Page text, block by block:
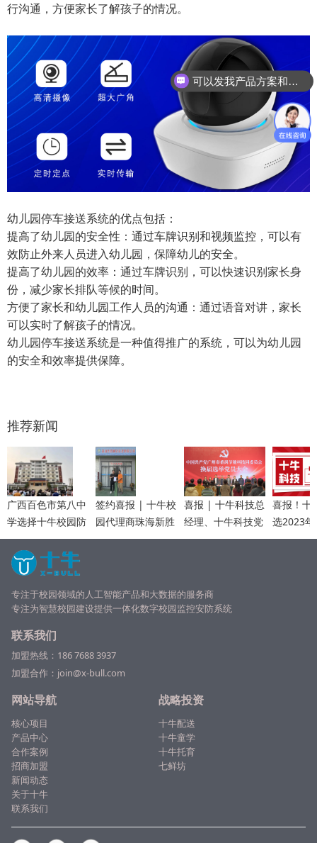
行沟通，方便家长了解孩子的情况。
幼儿园停车接送系统的优点包括：
提高了幼儿园的安全性：通过车牌识别和视频监控，可以有
效防止外来人员进入幼儿园，保障幼儿的安全。
提高了幼儿园的效率：通过车牌识别，可以快速识别家长身
份，减少家长排队等候的时间。
方便了家长和幼儿园工作人员的沟通：通过语音对讲，家长
可以实时了解孩子的情况。
幼儿园停车接送系统是一种值得推广的系统，可以为幼儿园
的安全和效率提供保障。
推荐新闻
广西百色市第八中
学选择十牛校园防
霸凌系统，筑立校
园防霸凌建设
签约喜报 | 十牛校
园代理商珠海新胜
网络科技加盟十牛
喜报 | 十牛科技总
经理、十牛科技党
支部书记李琼当选
委员
喜报！十
选2023
上市企业
专注于校园领域的人工智能产品和大数据的服务商
专注为智慧校园建设提供一体化数字校园监控安防系统
联系我们
加盟热线： 186 7688 3937
加盟合作：join@x-bull.com
网站导航
核心项目
产品中心
合作案例
招商加盟
新闻动态
关于十牛
联系我们
战略投资
十牛配送
十牛童学
十牛托育
七鲜坊
可以发我产品方案和项目资料吗
你们是怎么收费的呢